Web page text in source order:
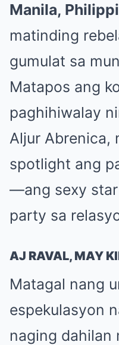
Manila,
matinding
gumulat sa
Matapos ang
paghihiwalay
Aljur Abrenica,
spotlight ang
—ang sexy
party sa
AJ RAVAL, MAY
Matagal nang
espekulasyon
naging dahilan